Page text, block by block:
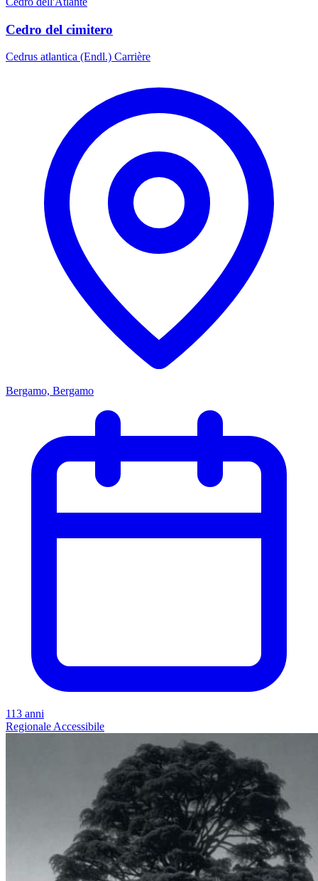
Cedro del cimitero
Cedrus atlantica (Endl.) Carrière
Bergamo, Bergamo
113 anni
Regionale Accessibile